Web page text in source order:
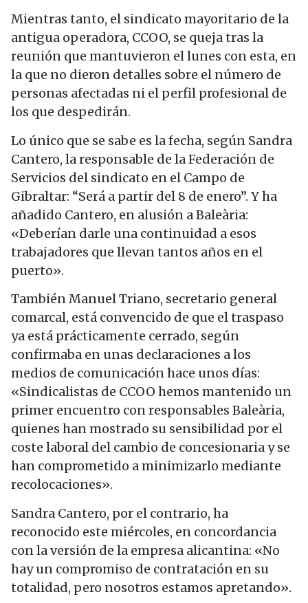
Mientras tanto, el sindicato mayoritario de la
antigua operadora, CCOO, se queja tras la
reunión que mantuvieron el lunes con esta, en
la que no dieron detalles sobre el número de
personas afectadas ni el perfil profesional de
los que despedirán.
Lo único que se sabe es la fecha, según Sandra
Cantero, la responsable de la Federación de
Servicios del sindicato en el Campo de
Gibraltar: “Será a partir del 8 de enero”. Y ha
añadido Cantero, en alusión a Baleària:
«Deberían darle una continuidad a esos
trabajadores que llevan tantos años en el
puerto».
También Manuel Triano, secretario general
comarcal, está convencido de que el traspaso
ya está prácticamente cerrado, según
confirmaba en unas declaraciones a los
medios de comunicación hace unos días:
«Sindicalistas de CCOO hemos mantenido un
primer encuentro con responsables Baleària,
quienes han mostrado su sensibilidad por el
coste laboral del cambio de concesionaria y se
han comprometido a minimizarlo mediante
recolocaciones».
Sandra Cantero, por el contrario, ha
reconocido este miércoles, en concordancia
con la versión de la empresa alicantina: «No
hay un compromiso de contratación en su
totalidad, pero nosotros estamos apretando».